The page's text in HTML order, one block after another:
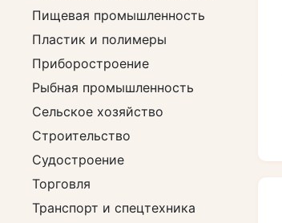
Пищевая промышленность
Пластик и полимеры
Приборостроение
Рыбная промышленность
Сельское хозяйство
Строительство
Судостроение
Торговля
Транспорт и спецтехника